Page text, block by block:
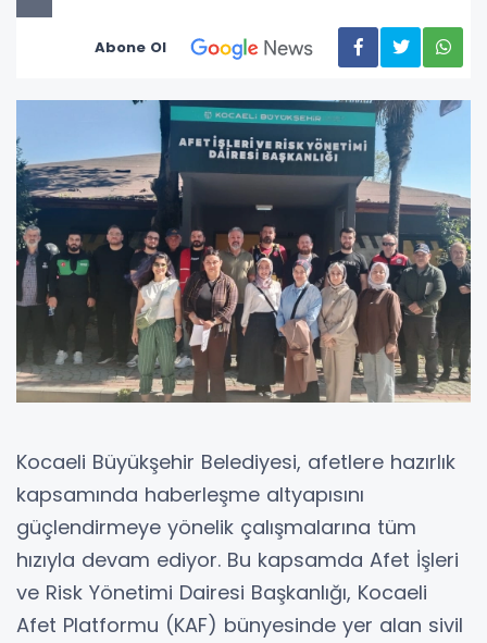
Abone Ol
Kocaeli Büyükşehir Belediyesi, afetlere hazırlık
kapsamında haberleşme altyapısını
güçlendirmeye yönelik çalışmalarına tüm
hızıyla devam ediyor. Bu kapsamda Afet İşleri
ve Risk Yönetimi Dairesi Başkanlığı, Kocaeli
Afet Platformu (KAF) bünyesinde yer alan sivil